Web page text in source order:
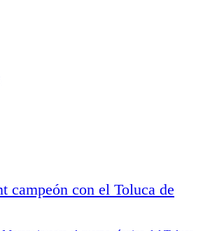
campeón con el Toluca de